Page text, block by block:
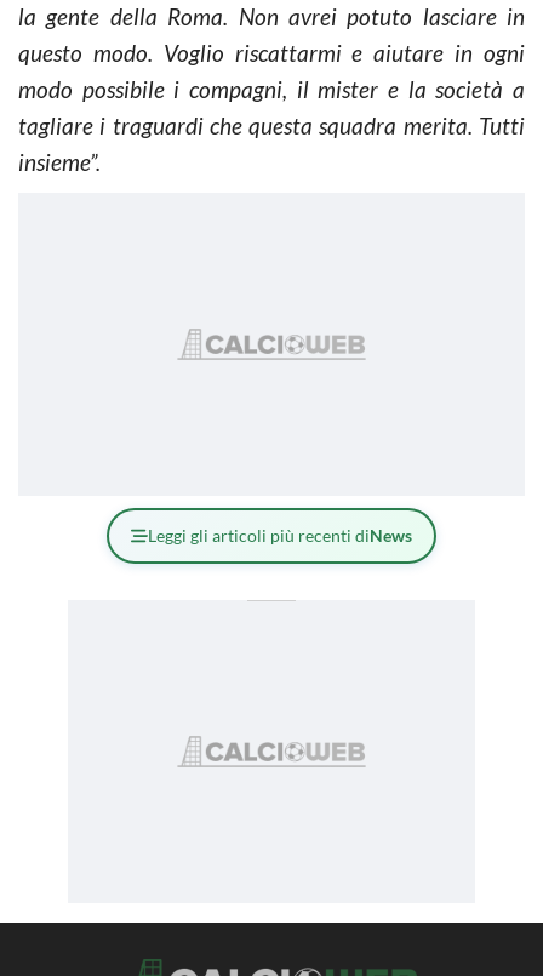
la gente della Roma. Non avrei potuto lasciare in
questo modo. Voglio riscattarmi e aiutare in ogni
modo possibile i compagni, il mister e la società a
tagliare i traguardi che questa squadra merita. Tutti
insieme”.
Leggi gli articoli più recenti diNews